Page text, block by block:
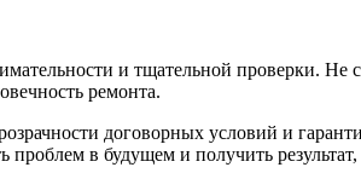
и тщательной проверки. Не
ремонта.
договорных условий и
в будущем и получить